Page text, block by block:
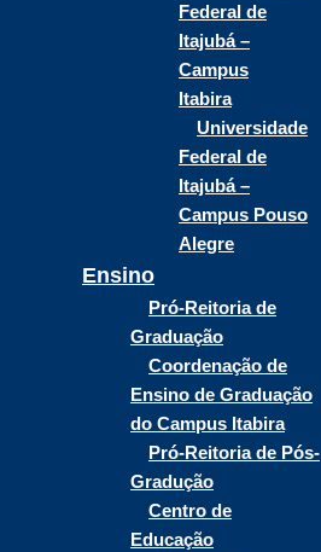
Federal de
Itajubá –
Campus
Itabira
Universidade
Federal de
Itajubá –
Campus Pouso
Alegre
Ensino
Pró-Reitoria de
Graduação
Coordenação de
Ensino de Graduação
do Campus Itabira
Pró-Reitoria de Pós-
Gradução
Centro de
Educação